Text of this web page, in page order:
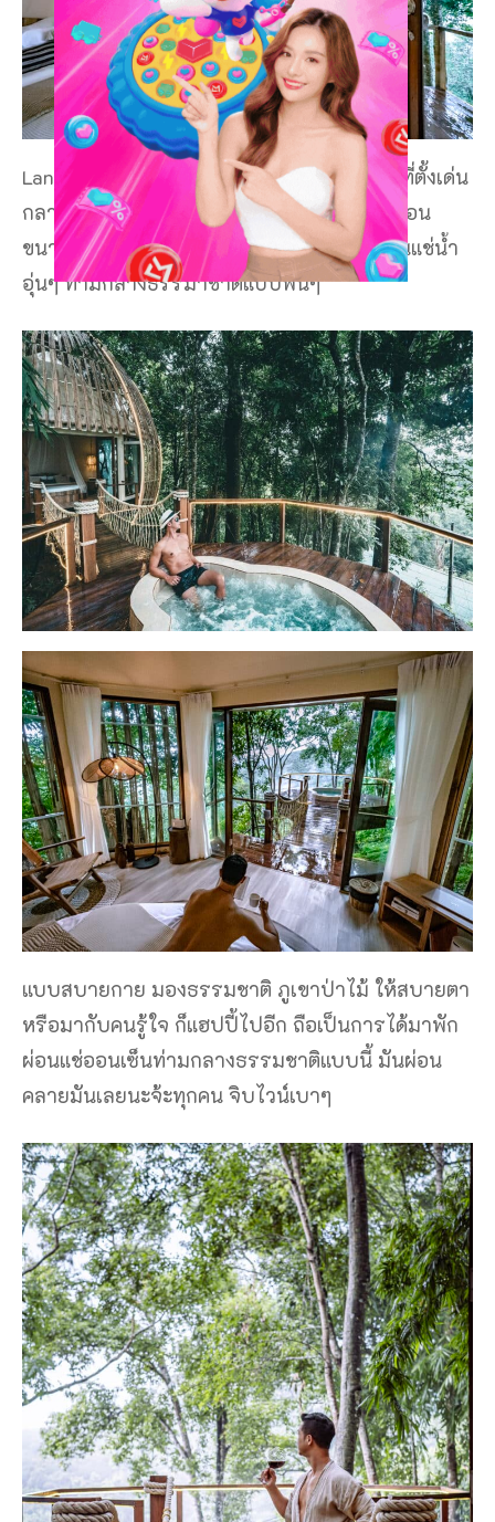
Lan Na Wild Chiangmai ที่พักที่มีอ่างออนเซ็นที่ตั้งเด่น
กลางป่า มีระบบปรับอุณหภูมิได้นะ อยากได้ร้อน
ขนาดไหนก็สามารถปรับได้เลย ให้ท่านได้นอนแช่น้ำ
อุ่นๆ ท่ามกลางธรรมาชาติแบบฟินๆ
แบบสบายกาย มองธรรมชาติ ภูเขาป่าไม้ ให้สบายตา
หรือมากับคนรู้ใจ ก็แฮปปี้ไปอีก ถือเป็นการได้มาพัก
ผ่อนแช่ออนเซ็นท่ามกลางธรรมชาติแบบนี้ มันผ่อน
คลายมันเลยนะจ้ะทุกคน จิบไวน์เบาๆ